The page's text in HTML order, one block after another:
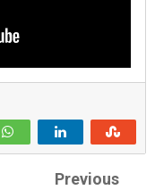
Previous